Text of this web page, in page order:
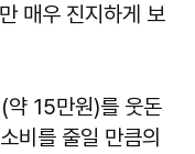
매우 진지하게 보
약 15만원)를 웃돈
비를 줄일 만큼의